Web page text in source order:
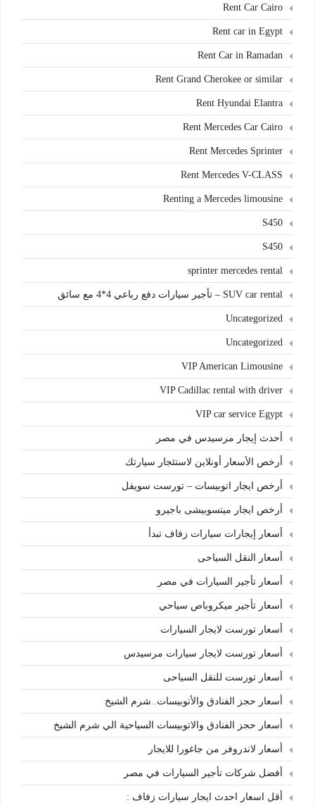
Rent Car Cairo
Rent car in Egypt
Rent Car in Ramadan
Rent Grand Cherokee or similar
Rent Hyundai Elantra
Rent Mercedes Car Cairo
Rent Mercedes Sprinter
Rent Mercedes V-CLASS
Renting a Mercedes limousine
S450
S450
sprinter mercedes rental
SUV car rental – تأجير سيارات دفع رباعي 4*4 مع سائق
Uncategorized
Uncategorized
VIP American Limousine
VIP Cadillac rental with driver
VIP car service Egypt
أحدث إيجار مرسيدس في مصر
أرخص الأسعار أونلاين لاستئجار سيارتك
أرخص ايجار اتوبيسات – تورست سويفل
أرخص ايجار ميتسوبيشى باجيرو
أسعار إيجارات سيارات زفاف تبدأ
أسعار النقل السياحى
أسعار تأجير السيارات في مصر
أسعار تأجير ميكروباص سياحي
أسعار تورست لايجار السيارات
أسعار تورست لايجار سيارات مرسيدس
أسعار تورست للنقل السياحى
أسعار حجز الفنادق والأتوبيسات..شرم الشيخ
أسعار حجز الفنادق والاتوبيسات السياحية الي شرم الشيخ
أسعار لاندروفر من جاغورا للايجار
أفضل شركات تأجير السيارات في مصر
أقل اسعار احدث ايجار سيارات زفاف :